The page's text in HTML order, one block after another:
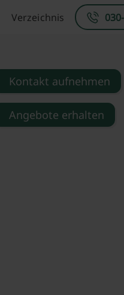
Verzeichnis
Kontakt aufnehmen
Angebote erhalten